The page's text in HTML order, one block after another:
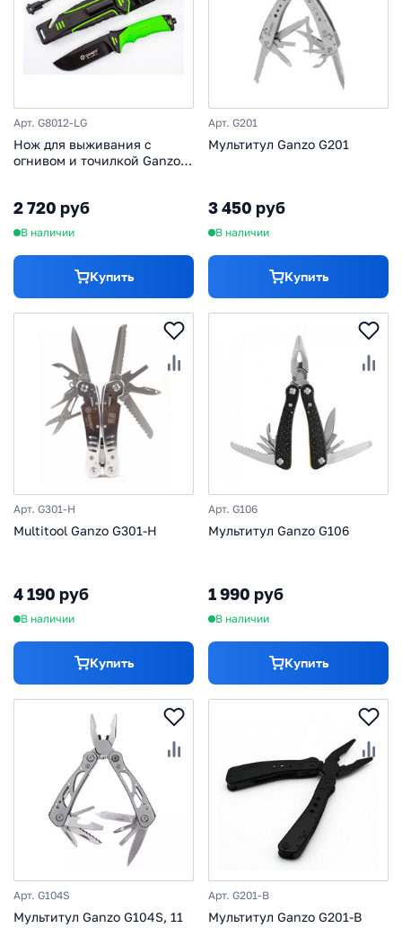
Арт. G8012-LG
Нож для выживания с
огнивом и точилкой Ganzo
2 720 руб
В наличии
Купить
Арт. G201
Мультитул Ganzo G201
3 450 руб
В наличии
Купить
Арт. G301-H
Multitool Ganzo G301-Н
4 190 руб
В наличии
Купить
Арт. G106
Мультитул Ganzo G106
1 990 руб
В наличии
Купить
Арт. G104S
Мультитул Ganzo G104S, 11
Арт. G201-B
Мультитул Ganzo G201-B